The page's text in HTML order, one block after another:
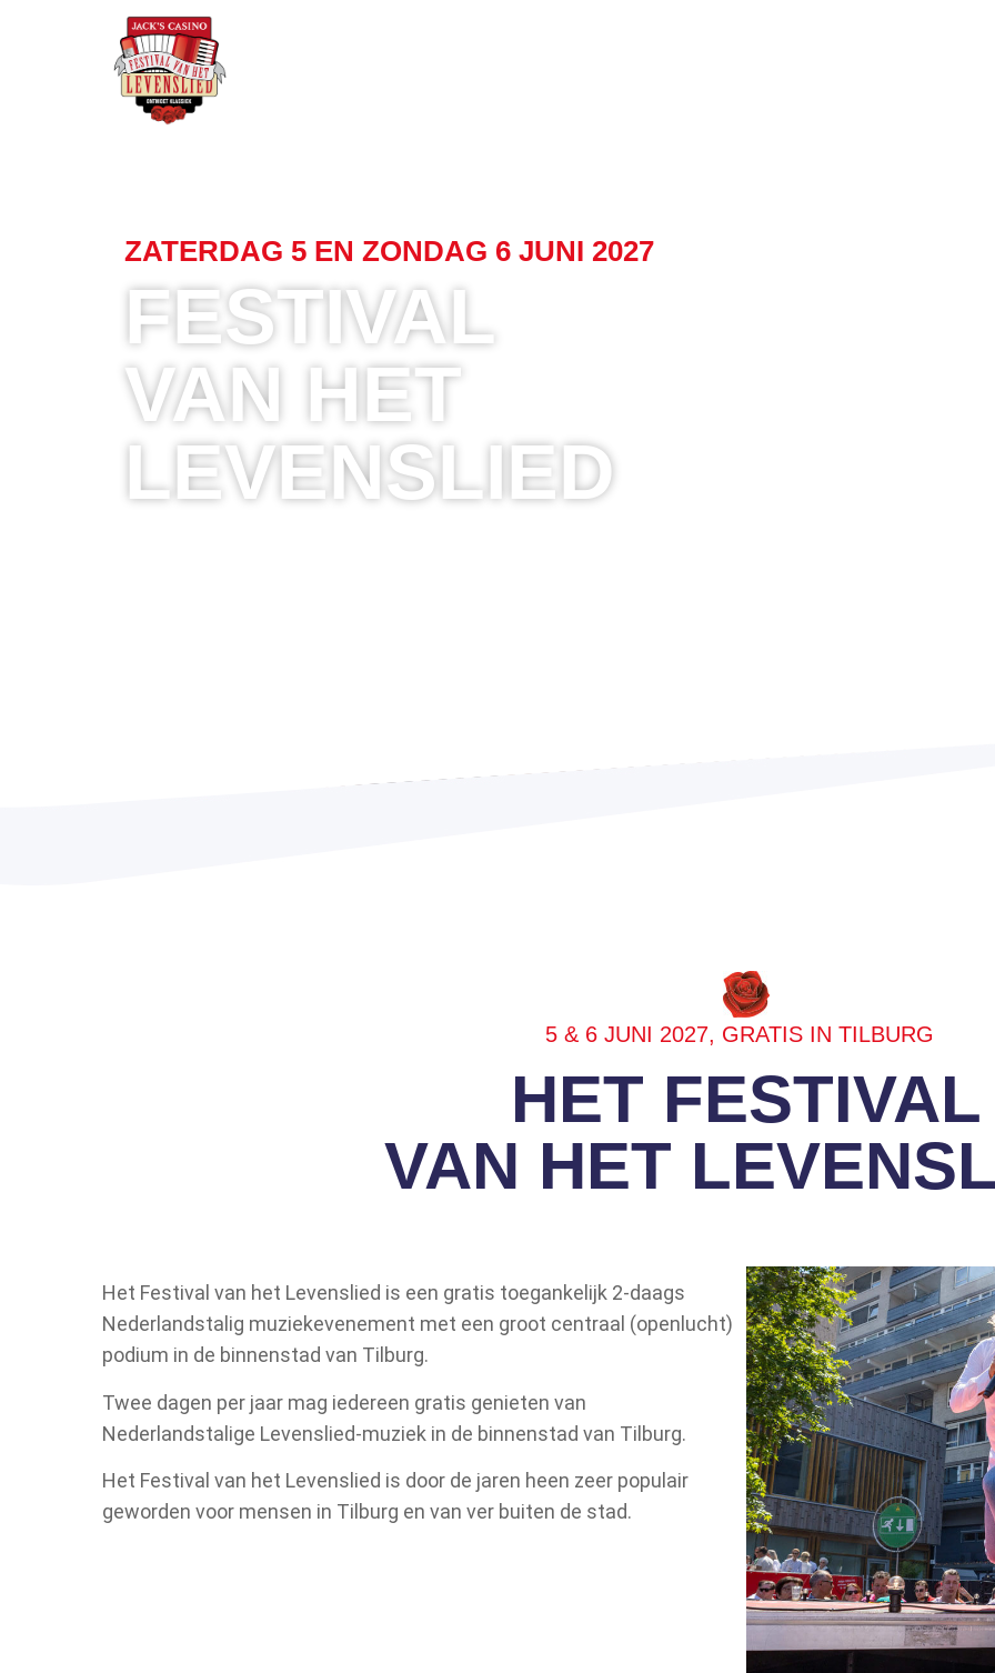
ZATERDAG 5 EN ZONDAG 6 JUNI 2027
FESTIVAL
VAN HET
LEVENSLIED
5 & 6 JUNI 2027, GRATIS IN TILBURG
HET FESTIVAL
VAN HET
Het Festival van het Levenslied is een gratis toegankelijk 2-daags
Nederlandstalig muziekevenement met een groot centraal (openlucht)
podium in de binnenstad van Tilburg.
Twee dagen per jaar mag iedereen gratis genieten van
Nederlandstalige Levenslied-muziek in de binnenstad van Tilburg.
Het Festival van het Levenslied is door de jaren heen zeer populair
geworden voor mensen in Tilburg en van ver buiten de stad.